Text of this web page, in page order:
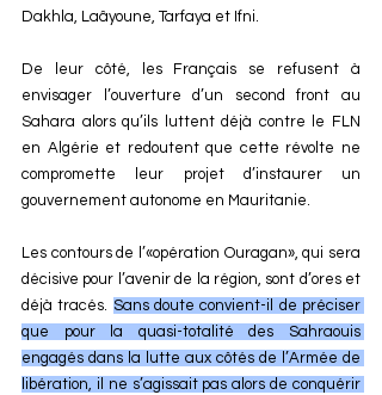
Dakhla, Laâyoune, Tarfaya et Ifni.
De leur côté, les Français se refusent à
envisager l’ouverture d’un second front au
Sahara alors qu’ils luttent déjà contre le FLN
en Algérie et redoutent que cette révolte ne
compromette leur projet d’instaurer un
gouvernement autonome en Mauritanie.
Les contours de l’«opération Ouragan», qui sera
décisive pour l’avenir de la région, sont d’ores et
déjà tracés. Sans doute convient-il de préciser
que pour la quasi-totalité des Sahraouis
engagés dans la lutte aux côtés de l’Armée de
libération, il ne s’agissait pas alors de conquérir